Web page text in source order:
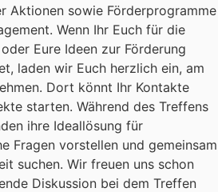
Aktionen sowie Förderprogramme
Wenn Ihr Euch für die
Eure Ideen zur Förderung
laden wir Euch herzlich ein, am
Dort könnt Ihr Kontakte
starten. Während des Treffens
ihre Ideallösung für
Fragen vorstellen und gemeinsam
suchen. Wir freuen uns schon
Diskussion bei dem Treffen